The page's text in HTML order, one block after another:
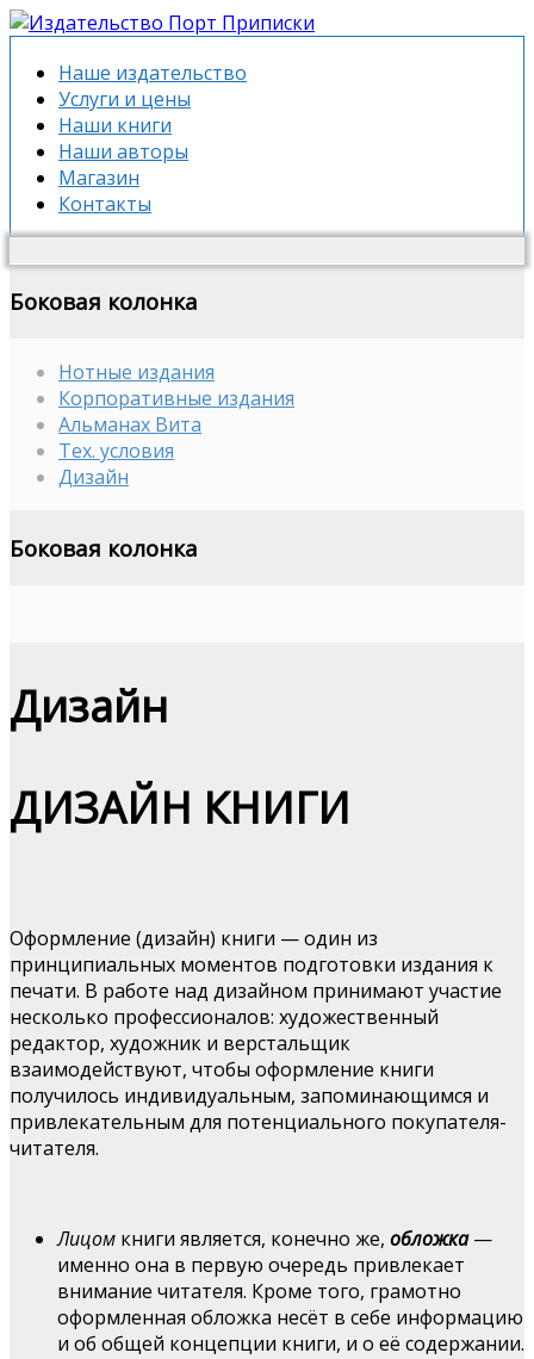
Наше издательство
Услуги и цены
Наши книги
Наши авторы
Магазин
Контакты
Боковая колонка
Нотные издания
Корпоративные издания
Альманах Вита
Тех. условия
Дизайн
Боковая колонка
Дизайн
ДИЗАЙН КНИГИ
Оформление (дизайн) книги — один из
принципиальных моментов подготовки издания к
печати. В работе над дизайном принимают участие
несколько профессионалов: художественный
редактор, художник и верстальщик
взаимодействуют, чтобы оформление книги
получилось индивидуальным, запоминающимся и
привлекательным для потенциального покупателя-
читателя.
Лицом книги является, конечно же, обложка—
именно она в первую очередь привлекает
внимание читателя. Кроме того, грамотно
оформленная обложка несёт в себе информацию
и об общей концепции книги, и о её содержании.